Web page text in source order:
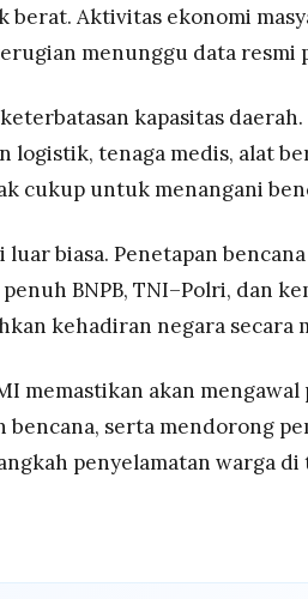
berat. Aktivitas ekonomi
menunggu data resmi
kapasitas daerah.
logistik, tenaga medis, alat
cukup untuk menangani
luar biasa. Penetapan
BNPB, TNI–Polri, dan
kehadiran negara secara
memastikan akan
bencana, serta mendorong
penyelamatan warga